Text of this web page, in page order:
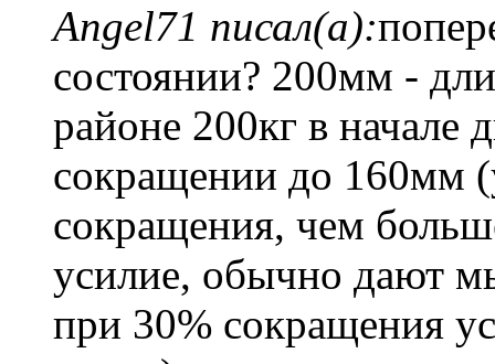
Angel71 писал(а):
состоянии? 200мм -
районе 200кг в начале
сокращении до 160мм
сокращения, чем
усилие, обычно дают
при 30% сокращения